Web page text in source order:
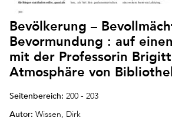
Bevölkerung –
Bevormundung : auf
mit der Professorin
Atmosphäre von
Seitenbereich: 200 - 203
Autor: Wissen, Dirk